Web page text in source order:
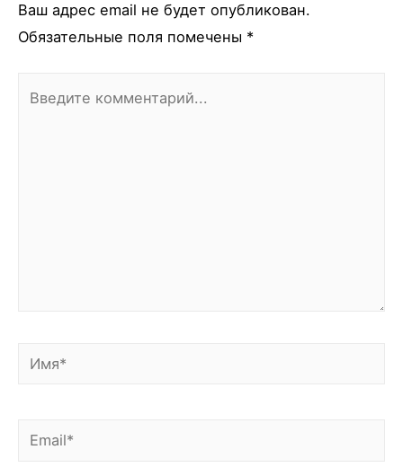
Ваш адрес email не будет опубликован.
Обязательные поля помечены *
комментарий...
Имя*
Email*